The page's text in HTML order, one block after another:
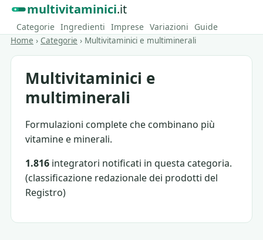
multivitaminici.it
Categorie Ingredienti Imprese Variazioni Guide
Home › Categorie › Multivitaminici e multiminerali
Multivitaminici e
multiminerali
Formulazioni complete che combinano più
vitamine e minerali.
1.816 integratori notificati in questa categoria.
(classificazione redazionale dei prodotti del
Registro)